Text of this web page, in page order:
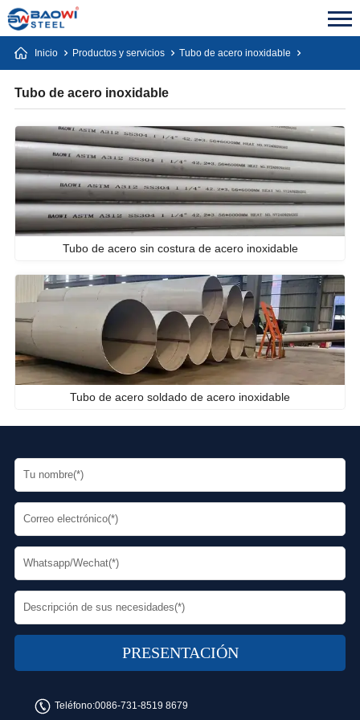
Inicio Productos y servicios Tubo de acero inoxidable
Tubo de acero inoxidable
Tubo de acero sin costura de acero inoxidable
Tubo de acero soldado de acero inoxidable
Teléfono:0086-731-8519 8679